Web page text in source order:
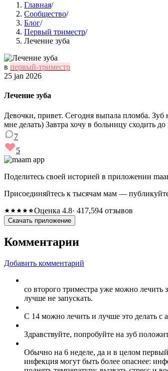
Главная/
Сообщество/
Блог/
Первый триместр/
Лечение зуба
в первый-триместр
25 jan 2026
Лечение зуба
Девочки, привет. Сегодня выпала пломба. Зуб
мне делать) Завтра хочу в больницу сходить
7
5
Поделитесь своей историей в приложении
Присоединяйтесь к тысячам мам —
Оценка 4.8· 417,594 отзывов
Скачать приложение
Комментарии
Добавить комментарий
со второго триместра уже можно лечить
лучше не запускать.
С 14 можно лечить и лучше это делать с
Здравствуйте, попробуйте на зуб
Обычно на 6 неделе, да и в целом первый
инфекция могут быть более опаснее: